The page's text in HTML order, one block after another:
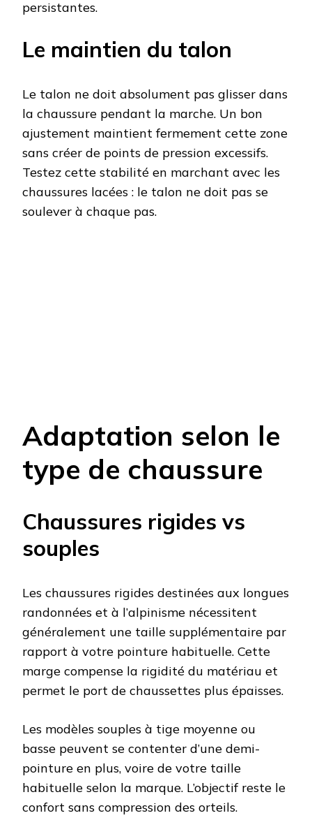
persistantes.
Le maintien du talon
Le talon ne doit absolument pas glisser dans
la chaussure pendant la marche. Un bon
ajustement maintient fermement cette zone
sans créer de points de pression excessifs.
Testez cette stabilité en marchant avec les
chaussures lacées : le talon ne doit pas se
soulever à chaque pas.
Adaptation selon le
type de chaussure
Chaussures rigides vs
souples
Les chaussures rigides destinées aux longues
randonnées et à l’alpinisme nécessitent
généralement une taille supplémentaire par
rapport à votre pointure habituelle. Cette
marge compense la rigidité du matériau et
permet le port de chaussettes plus épaisses.
Les modèles souples à tige moyenne ou
basse peuvent se contenter d’une demi-
pointure en plus, voire de votre taille
habituelle selon la marque. L’objectif reste le
confort sans compression des orteils.